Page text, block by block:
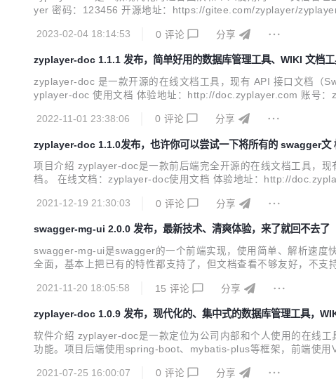
yer 密码：123456 开源地址：https://gitee.com/zyplayer/
2023-02-04 18:14:53
0 评论 分享
zyplayer-doc 1.1.1 发布，简单好用的数据库管理工具、WIKI 文档
zyplayer-doc 是一款开源的在线文档工具，现有 API 接口文档（
yplayer-doc 使用文档 体验地址：http://doc.zyplayer.com 账号
2022-11-01 23:38:06
0 评论 分享
zyplayer-doc 1.1.0发布，也许你可以尝试一下将所有的 swagger文
项目介绍 zyplayer-doc是一款前后端完全开源的在线文档工具，
档。 在线文档：zyplayer-doc使用文档 体验地址：http://
2021-12-19 21:30:03
0 评论 分享
swagger-mg-ui 2.0.0 发布，最新技术、清爽体验，来了就回不去了
swagger-mg-ui是swagger的一个前端实现，使用简单、解析速度
全面，基本上把已有的特性都支持了，但文档查看不够友好，不支
使用 Vue3 + Ant-design-...
2021-11-20 18:05:58 15 评论 分享
zyplayer-doc 1.0.9 发布，现代化的、集中式的数据库管理工具，
软件介绍 zyplayer-doc是一款定位为公司内部和个人使用的在线
功能。项目后端使用spring-boot、mybatis-plus等框架，前端使
2021-07-25 16:00:07
0 评论 分享